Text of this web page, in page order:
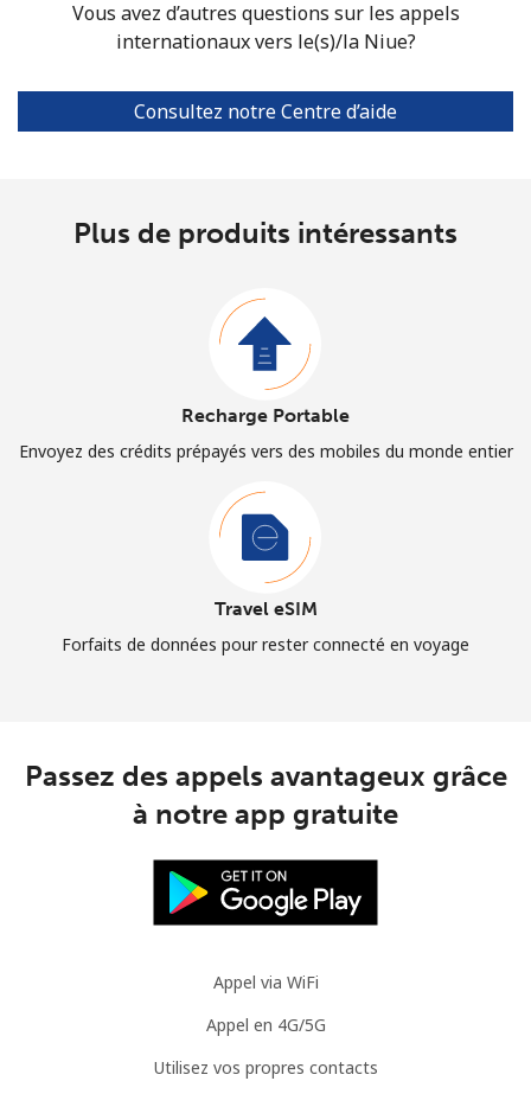
Vous avez d’autres questions sur les appels
internationaux vers le(s)/la Niue?
Consultez notre Centre d’aide
Plus de produits intéressants
Recharge Portable
Envoyez des crédits prépayés vers des mobiles du monde entier
Travel eSIM
Forfaits de données pour rester connecté en voyage
Passez des appels avantageux grâce
à notre app gratuite
Appel via WiFi
Appel en 4G/5G
Utilisez vos propres contacts